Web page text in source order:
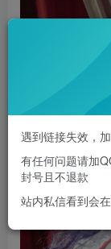
遇到链接失效，
有任何问题请加
封号且不退款
站内私信看到会